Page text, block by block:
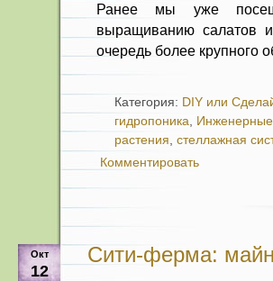
Ранее мы уже
выращиванию салатов
очередь более крупного
Категория: DIY или
гидропоника,
растения, стеллажная
Комментировать
Окт
12
Сити-ферма: